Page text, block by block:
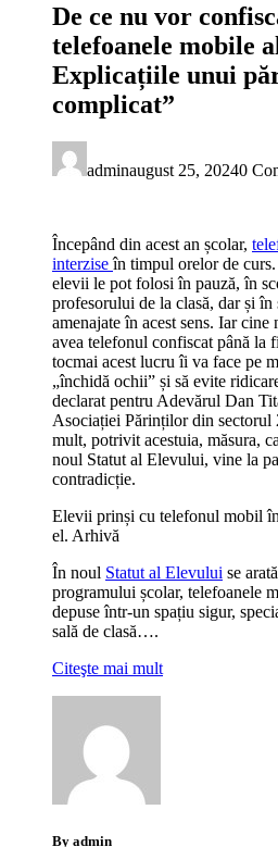
De ce nu vor
telefoanele mobile
Explicațiile unui
complicat”
adminaugust 25, 20240
Începând din acest an școlar,
interziseîn timpul orelor de
elevii le pot folosi în pauză, în
profesorului de la clasă, dar și în
amenajate în acest sens. Iar cine
avea telefonul confiscat până la
tocmai acest lucru îi va face pe
„închidă ochii” și să evite
declarat pentru Adevărul Dan
Asociației Părinților din sectorul
mult, potrivit acestuia, măsura,
noul Statut al Elevului, vine la
contradicție.
Elevii prinși cu telefonul mobil
el. Arhivă
În noul Statut al Elevului se
programului școlar, telefoanele
depuse într-un spațiu sigur,
sală de clasă….
Citeşte mai mult
By admin